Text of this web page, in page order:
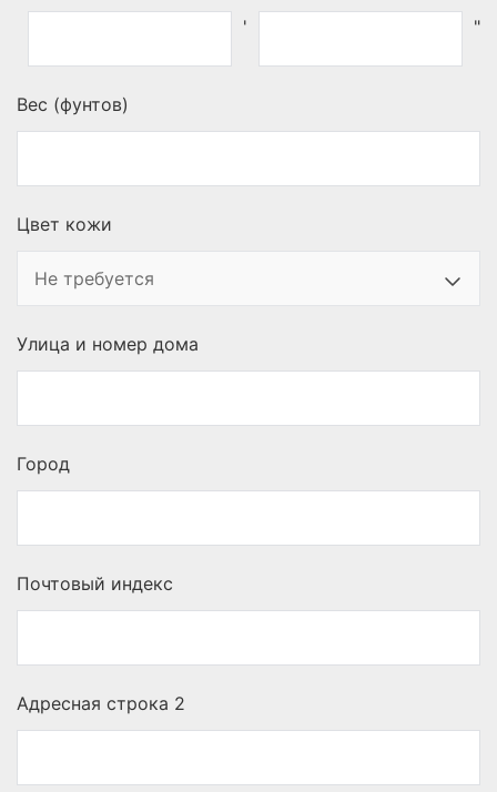
'
"
Вес (фунтов)
Цвет кожи
Улица и номер дома
Город
Почтовый индекс
Адресная строка 2